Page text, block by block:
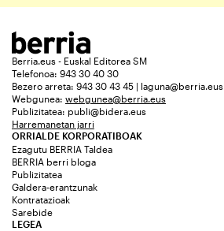
Berria.eus - Euskal Editorea SM
Telefonoa: 943 30 40 30
Bezero arreta: 943 30 43 45 | laguna@berria.eus
Webgunea: webgunea@berria.eus
Publizitatea: publi@bidera.eus
Harremanetan jarri
ORRIALDE KORPORATIBOAK
Ezagutu BERRIA Taldea
BERRIA berri bloga
Publizitatea
Galdera-erantzunak
Kontratazioak
Sarebide
LEGEA